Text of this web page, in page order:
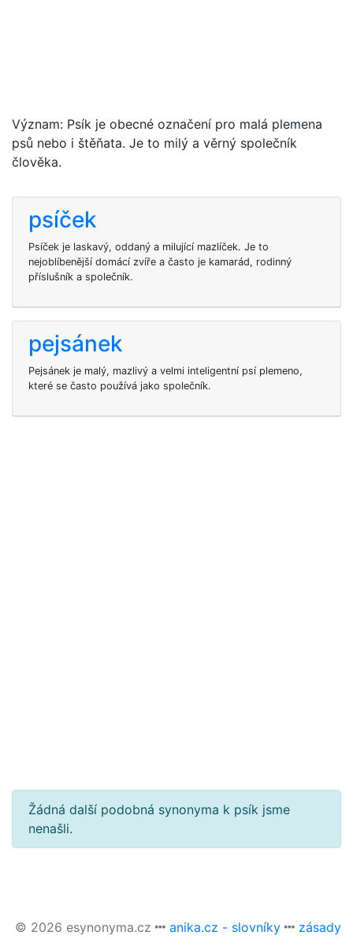
Význam: Psík je obecné označení pro malá plemena
psů nebo i štěňata. Je to milý a věrný společník
člověka.
psíček
Psíček je laskavý, oddaný a milující mazlíček. Je to
nejoblíbenější domácí zvíře a často je kamarád, rodinný
příslušník a společník.
pejsánek
Pejsánek je malý, mazlivý a velmi inteligentní psí plemeno,
které se často používá jako společník.
Žádná další podobná synonyma k psík jsme
nenašli.
© 2026 esynonyma.cz anika.cz - slovníky
zásady